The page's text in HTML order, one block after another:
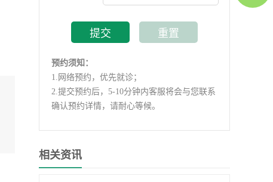
预约须知：
1. 网络预约，优先就诊；
2.提交预约后，5-10分钟内客服将会与您联系
确认预约详情，请耐心等候。
相关资讯